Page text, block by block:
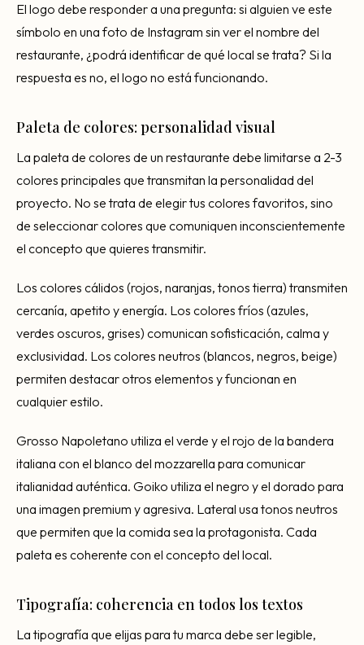
El logo debe responder a una pregunta: si alguien ve este
símbolo en una foto de Instagram sin ver el nombre del
restaurante, ¿podrá identificar de qué local se trata? Si la
respuesta es no, el logo no está funcionando.
Paleta de colores: personalidad visual
La paleta de colores de un restaurante debe limitarse a 2-3
colores principales que transmitan la personalidad del
proyecto. No se trata de elegir tus colores favoritos, sino
de seleccionar colores que comuniquen inconscientemente
el concepto que quieres transmitir.
Los colores cálidos (rojos, naranjas, tonos tierra) transmiten
cercanía, apetito y energía. Los colores fríos (azules,
verdes oscuros, grises) comunican sofisticación, calma y
exclusividad. Los colores neutros (blancos, negros, beige)
permiten destacar otros elementos y funcionan en
cualquier estilo.
Grosso Napoletano utiliza el verde y el rojo de la bandera
italiana con el blanco del mozzarella para comunicar
italianidad auténtica. Goiko utiliza el negro y el dorado para
una imagen premium y agresiva. Lateral usa tonos neutros
que permiten que la comida sea la protagonista. Cada
paleta es coherente con el concepto del local.
Tipografía: coherencia en todos los textos
La tipografía que elijas para tu marca debe ser legible,